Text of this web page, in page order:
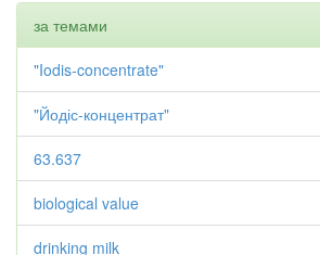
за темами
"Iodis-concentrate"
"Йодіс-концентрат"
63.637
biological value
drinking milk